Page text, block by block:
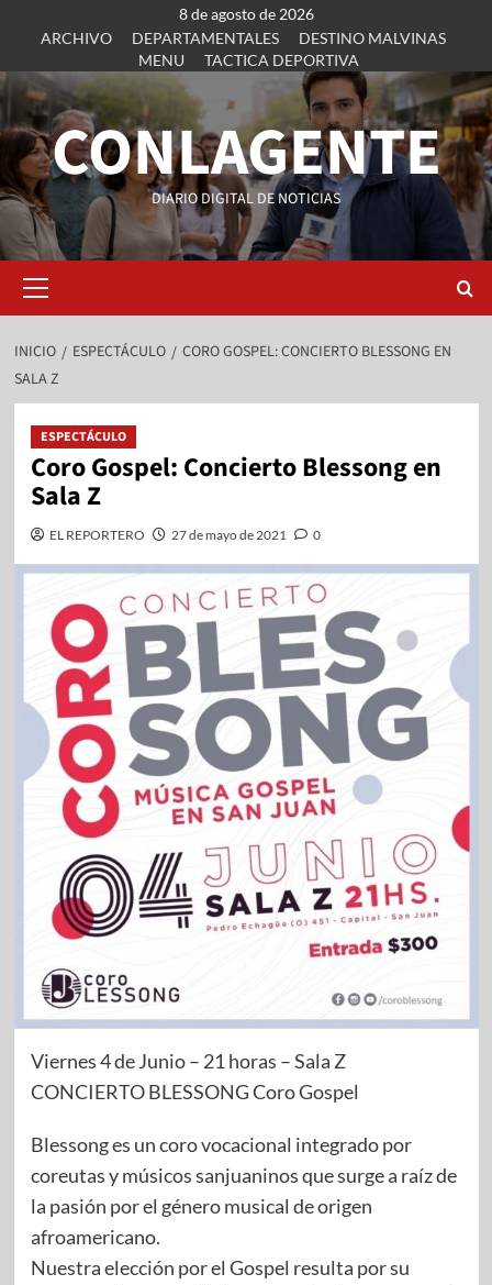
8 de agosto de 2026
ARCHIVO
DEPARTAMENTALES
DESTINO MALVINAS
MENU
TACTICA DEPORTIVA
CONLAGENTE
DIARIO DIGITAL DE NOTICIAS
INICIO ESPECTÁCULO
CORO GOSPEL: CONCIERTO BLESSONG EN
SALA Z
ESPECTÁCULO
Coro Gospel: Concierto Blessong en
Sala Z
EL REPORTERO 27 de mayo de 2021 0
Viernes 4 de Junio – 21 horas – Sala Z
CONCIERTO BLESSONG Coro Gospel
Blessong es un coro vocacional integrado por
coreutas y músicos sanjuaninos que surge a raíz de
la pasión por el género musical de origen
afroamericano.
Nuestra elección por el Gospel resulta por su